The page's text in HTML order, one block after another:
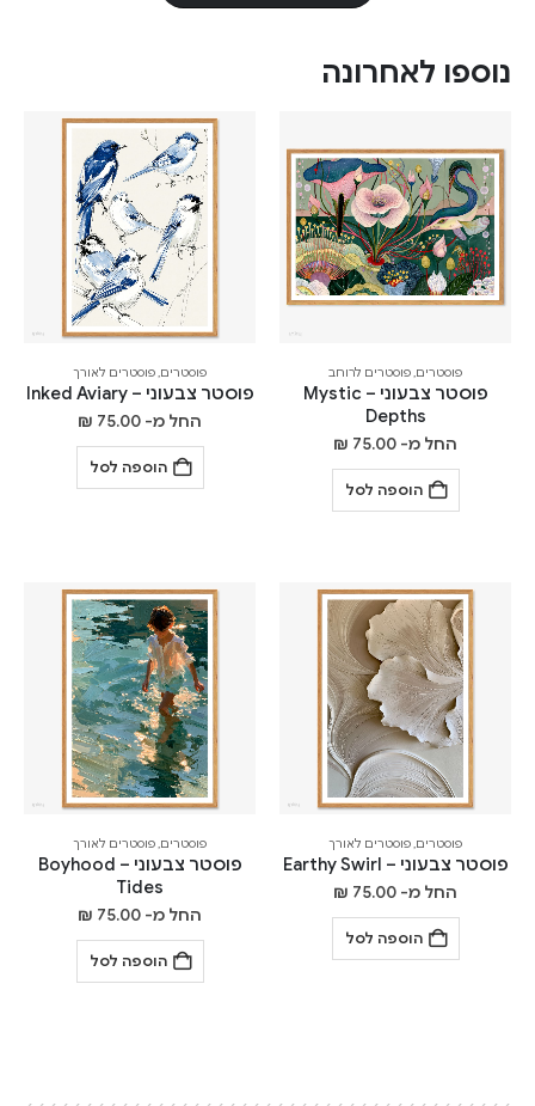
נוספו לאחרונה
פוסטרים,פוסטרים לרוחב
פוסטר צבעוני – Mystic
Depths
החל מ- ₪ 75.00
הוספה לסל
פוסטרים,פוסטרים לאורך
פוסטר צבעוני – Inked Aviary
החל מ- ₪ 75.00
הוספה לסל
פוסטרים,פוסטרים לאורך
פוסטר צבעוני – Earthy Swirl
החל מ- ₪ 75.00
הוספה לסל
פוסטרים,פוסטרים לאורך
פוסטר צבעוני – Boyhood
Tides
החל מ- ₪ 75.00
הוספה לסל